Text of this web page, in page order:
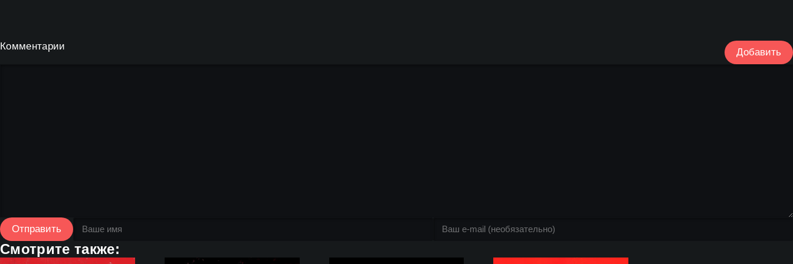
Комментарии
Добавить
Отправить
Смотрите также: